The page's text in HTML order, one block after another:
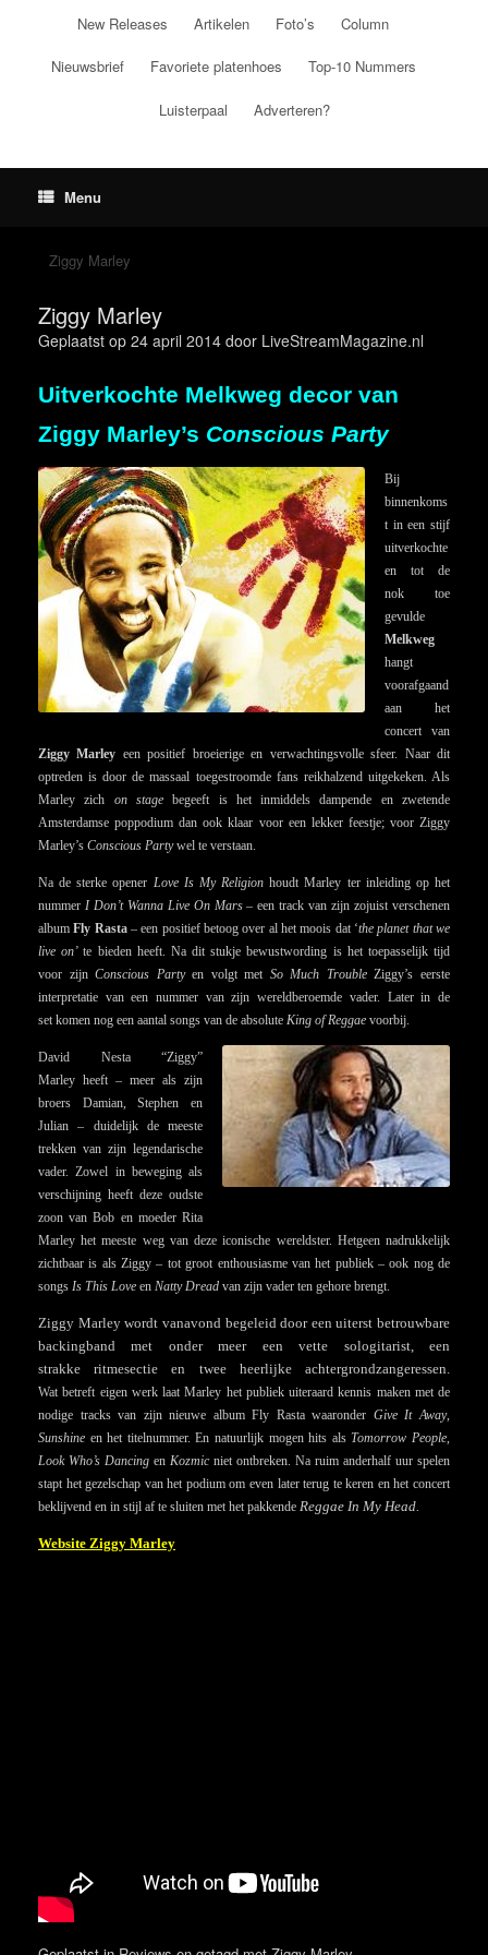
New Releases Artikelen Foto’s Column
Nieuwsbrief Favoriete platenhoes Top-10 Nummers
Luisterpaal Adverteren?
Menu
Ziggy Marley
Ziggy Marley
Geplaatst op 24 april 2014 door LiveStreamMagazine.nl
Uitverkochte Melkweg decor van
Ziggy Marley’s Conscious Party
Bij
binnenkoms
t in een stijf
uitverkochte
en tot de
nok toe
gevulde
Melkweg
hangt
voorafgaand
aan het
concert van
Ziggy Marley een positief broeierige en verwachtingsvolle sfeer. Naar dit
optreden is door de massaal toegestroomde fans reikhalzend uitgekeken. Als
Marley zich on stagebegeeft is het inmiddels dampende en zwetende
Amsterdamse poppodium dan ook klaar voor een lekker feestje; voor Ziggy
Marley’s Conscious Partywel te verstaan.
Na de sterke opener Love Is My Religion houdt Marley ter inleiding op het
nummer I Don’t Wanna Live On Mars– een track van zijn zojuist verschenen
albumFly Rasta– een positief betoog over al het moois dat ‘the planet that we
live on’te bieden heeft. Na dit stukje bewustwording is het toepasselijk tijd
voor zijnConscious Partyen volgt met So Much TroubleZiggy’s eerste
interpretatie van een nummer van zijn wereldberoemde vader. Later in de
set komen nog een aantal songs van de absolute King of Reggae voorbij.
David Nesta “Ziggy”
Marley heeft – meer als zijn
broers Damian, Stephen en
Julian – duidelijk de meeste
trekken van zijn legendarische
vader. Zowel in beweging als
verschijning heeft deze oudste
zoon van Bob en moeder Rita
Marley het meeste weg van deze iconische wereldster. Hetgeen nadrukkelijk
zichtbaar is als Ziggy – tot groot enthousiasme van het publiek – ook nog de
songs Is This Love en Natty Dread van zijn vader ten gehore brengt.
Ziggy Marley wordt vanavond begeleid door een uiterst betrouwbare
backingband met onder meer een vette sologitarist, een
strakke ritmesectie en twee heerlijke achtergrondzangeressen.
Wat betreft eigen werk laat Marley het publiek uiteraard kennis maken met de
nodige tracks van zijn nieuwe album Fly Rasta waaronder Give It Away,
Sunshine en het titelnummer. En natuurlijk mogen hits alsTomorrow People,
Look Who’s Dancing en Kozmic niet ontbreken. Na ruim anderhalf uur spelen
stapt het gezelschap van het podium om even later terug te keren en het concert
beklijvend en in stijl af te sluiten met het pakkende Reggae In My Head.
Website Ziggy Marley